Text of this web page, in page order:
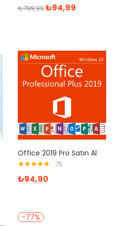
₺799,99₺94,99
Office 2019 Pro Satın Al
5.00oy aldı
75
₺94,90
-77%